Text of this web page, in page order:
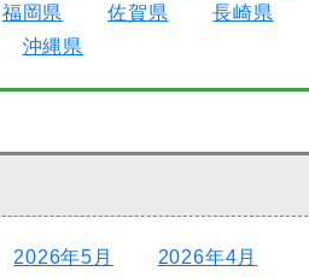
福岡県 佐賀県
長崎県
沖縄県
2026年5月
2026年4月